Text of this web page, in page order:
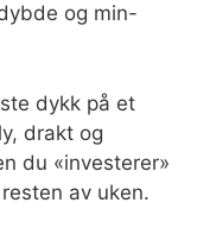
og min-
dykk på et
drakt og
du «investerer»
av uken.